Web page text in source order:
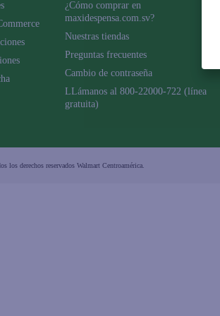
¿Cómo comprar en
maxidespensa.com.sv?
Nuestras tiendas
Preguntas frecuentes
Cambio de contraseña
LLámanos al 800-22000-722 (línea
gratuita)
los derechos reservados Walmart Centroamérica.